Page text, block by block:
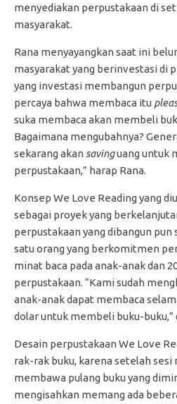
menyediakan perpustakaan di
masyarakat.
Rana menyayangkan saat ini
masyarakat yang berinvestasi di
yang investasi membangun
percaya bahwa membaca itu
suka membaca akan membeli
Bagaimana mengubahnya?
sekarang akan savinguang untuk
perpustakaan,” harap Rana.
Konsep We Love Reading yang
sebagai proyek yang
perpustakaan yang dibangun pun
satu orang yang berkomitmen
minat baca pada anak-anak dan
perpustakaan. “Kami sudah
anak-anak dapat membaca
dolar untuk membeli buku-buku,”
Desain perpustakaan We Love
rak-rak buku, karena setelah sesi
membawa pulang buku yang
mengisahkan memang ada